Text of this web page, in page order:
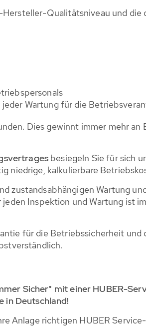
Qualitätsniveau und
Wartung für die
Dies gewinnt immer mehr an
besiegeln Sie für sich
niedrige, kalkulierbare
zustandsabhängigen Wartung
Inspektion und Wartung ist
für die Betriebssicherheit
Sicher" mit einer HUBER-
in Deutschland!
Anlage richtigen HUBER